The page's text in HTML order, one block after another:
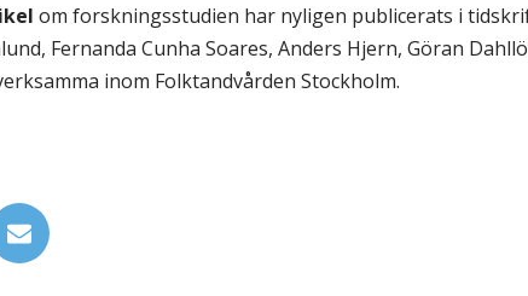
om forskningsstudien har nyligen publicerats i
Fernanda Cunha Soares, Anders Hjern, Göran
inom Folktandvården Stockholm.